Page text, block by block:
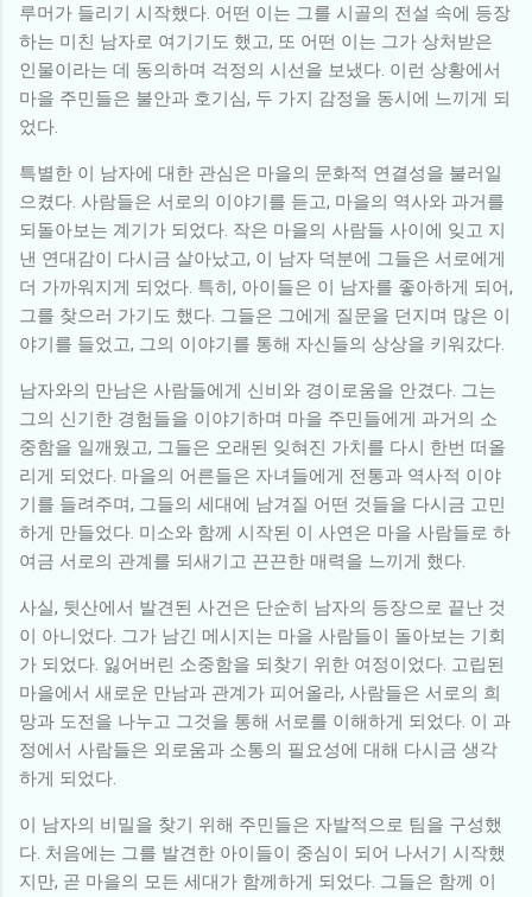
루머가 들리기 시작했다. 어떤 이는 그를 시골의 전설 속에 등장
하는 미친 남자로 여기기도 했고, 또 어떤 이는 그가 상처받은
인물이라는 데 동의하며 걱정의 시선을 보냈다. 이런 상황에서
마을 주민들은 불안과 호기심, 두 가지 감정을 동시에 느끼게 되
었다.
특별한 이 남자에 대한 관심은 마을의 문화적 연결성을 불러일
으켰다. 사람들은 서로의 이야기를 듣고, 마을의 역사와 과거를
되돌아보는 계기가 되었다. 작은 마을의 사람들 사이에 잊고 지
낸 연대감이 다시금 살아났고, 이 남자 덕분에 그들은 서로에게
더 가까워지게 되었다. 특히, 아이들은 이 남자를 좋아하게 되어,
그를 찾으러 가기도 했다. 그들은 그에게 질문을 던지며 많은 이
야기를 들었고, 그의 이야기를 통해 자신들의 상상을 키워갔다.
남자와의 만남은 사람들에게 신비와 경이로움을 안겼다. 그는
그의 신기한 경험들을 이야기하며 마을 주민들에게 과거의 소
중함을 일깨웠고, 그들은 오래된 잊혀진 가치를 다시 한번 떠올
리게 되었다. 마을의 어른들은 자녀들에게 전통과 역사적 이야
기를 들려주며, 그들의 세대에 남겨질 어떤 것들을 다시금 고민
하게 만들었다. 미소와 함께 시작된 이 사연은 마을 사람들로 하
여금 서로의 관계를 되새기고 끈끈한 매력을 느끼게 했다.
사실, 뒷산에서 발견된 사건은 단순히 남자의 등장으로 끝난 것
이 아니었다. 그가 남긴 메시지는 마을 사람들이 돌아보는 기회
가 되었다. 잃어버린 소중함을 되찾기 위한 여정이었다. 고립된
마을에서 새로운 만남과 관계가 피어올라, 사람들은 서로의 희
망과 도전을 나누고 그것을 통해 서로를 이해하게 되었다. 이 과
정에서 사람들은 외로움과 소통의 필요성에 대해 다시금 생각
하게 되었다.
이 남자의 비밀을 찾기 위해 주민들은 자발적으로 팀을 구성했
다. 처음에는 그를 발견한 아이들이 중심이 되어 나서기 시작했
지만, 곧 마을의 모든 세대가 함께하게 되었다. 그들은 함께 이